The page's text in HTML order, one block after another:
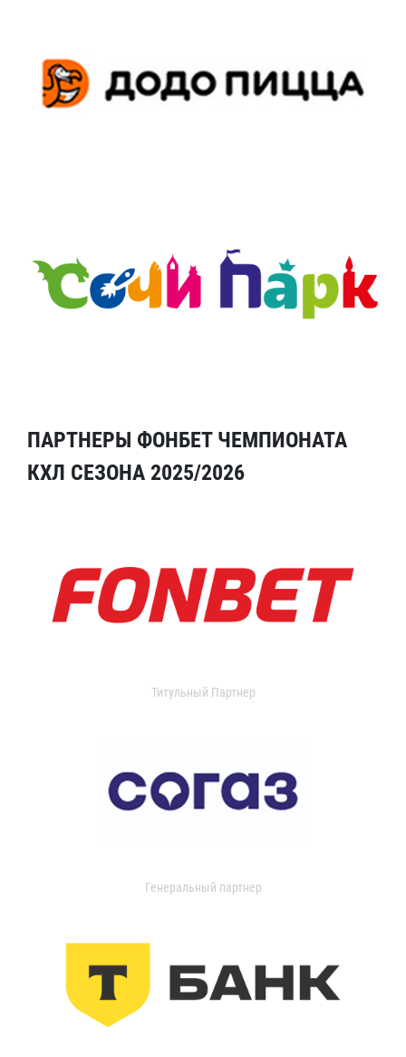
ПАРТНЕРЫ ФОНБЕТ ЧЕМПИОНАТА
КХЛ СЕЗОНА 2025/2026
Титульный Партнер
Генеральный партнер